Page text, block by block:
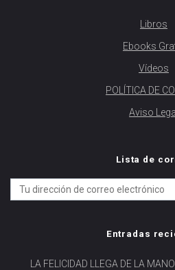
Libros
Ebooks
Vídeos
POLÍTICA DE
Aviso Legal
Lista de
Entradas
LA FELICIDAD LLEGA DE LA